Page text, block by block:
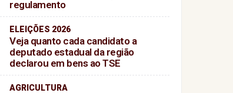
regulamento
ELEIÇÕES 2026
Veja quanto cada candidato a
deputado estadual da região
declarou em bens ao TSE
AGRICULTURA